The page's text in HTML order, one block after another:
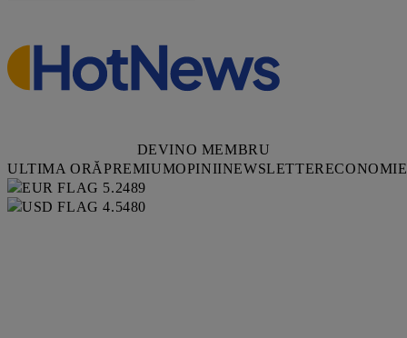
DEVINO MEMBRU
ULTIMA ORĂPREMIUMOPINIINEWSLETTERECONOMIE
5.2489
4.5480